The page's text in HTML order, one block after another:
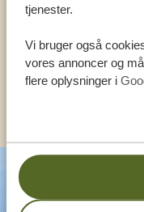
tjenester.
Vi bruger også
vores annoncer og
flere oplysninger i